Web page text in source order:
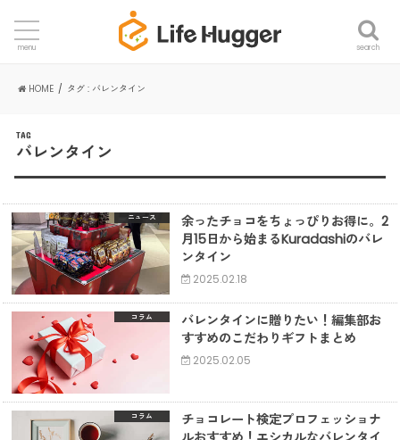
search
menu
HOME タグ : バレンタイン
TAG
バレンタイン
ニュース
余ったチョコをちょっぴりお得に。2
月15日から始まるKuradashiのバレ
ンタイン
2025.02.18
コラム
バレンタインに贈りたい！編集部お
すすめのこだわりギフトまとめ
2025.02.05
コラム
チョコレート検定プロフェッショナ